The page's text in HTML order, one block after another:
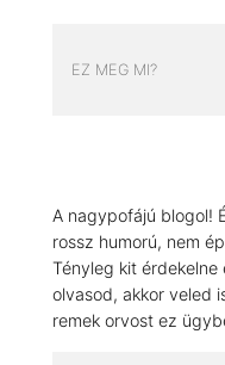
EZ MEG MI?
A nagypofájú blogol!
rossz humorú, nem
Tényleg kit
olvasod, akkor veled
remek orvost ez